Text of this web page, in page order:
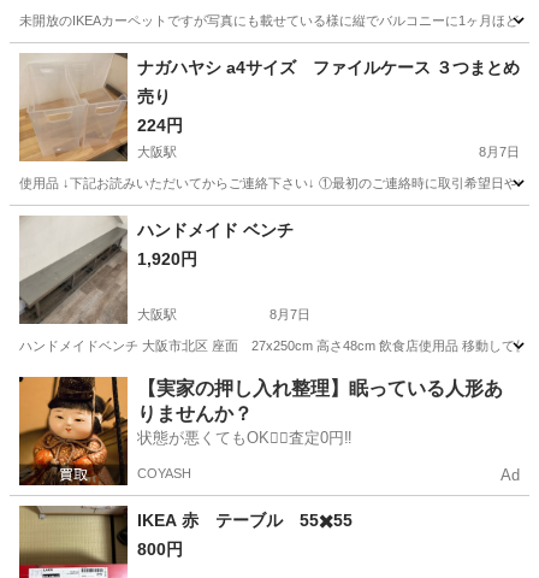
未開放のIKEAカーペットですが写真にも載せている様に縦でバルコニーに1ヶ月ほど
大阪 吹田市 北千里駅 カーペット/マット/ラグ
ナガハヤシ a4サイズ ファイルケース ３つまとめ
売り
224円
大阪駅 8月7日
使用品 ↓下記お読みいただいてからご連絡下さい↓ ①最初のご連絡時に取引希望日や
大阪 大阪市 大阪駅 収納家具
ハンドメイド ベンチ
1,920円
大阪駅 8月7日
ハンドメイドベンチ 大阪市北区 座面 27x250cm 高さ48cm 飲食店使用品 移動して使
大阪 大阪市 大阪駅 家具 ベンチ
【実家の押し入れ整理】眠っている人形あ
りませんか？
状態が悪くてもOK🙆‍♀️査定0円‼️
COYASH Ad
IKEA 赤 テーブル 55✖️55
800円